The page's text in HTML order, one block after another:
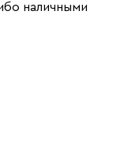
наличными